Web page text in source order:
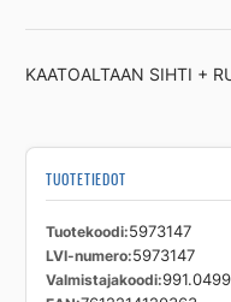
VARUSTEET
KAATOALTAAN SIHTI +
TUOTETIEDOT
Tuotekoodi 5973147
LVI-numero 5973147
Valmistajakoodi